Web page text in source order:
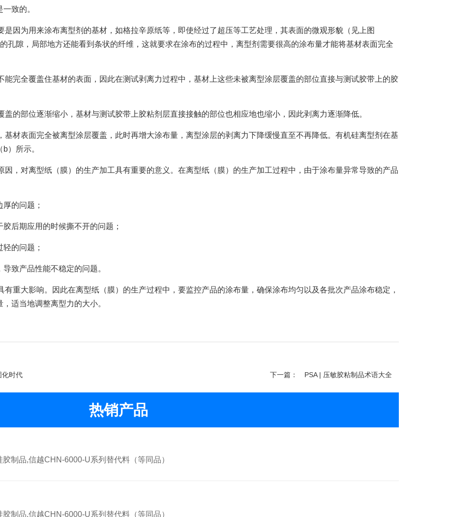
致的。
因为用来涂布离型剂的基材，如格拉辛原纸等，即使经过了超压等工艺处理，其表面的微观形貌（见上图
孔隙，局部地方还能看到条状的纤维，这就要求在涂布的过程中，离型剂需要很高的涂布量才能将基材表面完全
能完全覆盖住基材的表面，因此在测试剥离力过程中，基材上这些未被离型涂层覆盖的部位直接与测试胶带上的胶
的部位逐渐缩小，基材与测试胶带上胶粘剂层直接接触的部位也相应地也缩小，因此剥离力逐渐降低。
基材表面完全被离型涂层覆盖，此时再增大涂布量，离型涂层的剥离力下降缓慢直至不再降低。有机硅离型剂在基
）所示。
因，对离型纸（膜）的生产加工具有重要的意义。在离型纸（膜）的生产加工过程中，由于涂布量异常导致的产品
的问题；
后期应用的时候撕不开的问题；
的问题；
致产品性能不稳定的问题。
重大影响。因此在离型纸（膜）的生产过程中，要监控产品的涂布量，确保涂布均匀以及各批次产品涂布稳定，
适当地调整离型力的大小。
化时代 下一篇： PSA | 压敏胶粘制品术语大全
热销产品
制品,信越CHN-6000-U系列替代料（等同品）
制品,信越CHN-6000-U系列替代料（等同品）